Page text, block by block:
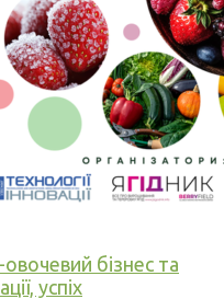
бізнес та
успіх